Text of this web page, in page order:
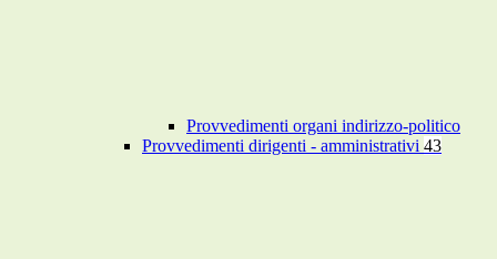
Provvedimenti organi indirizzo-politico
Provvedimenti dirigenti - amministrativi 43